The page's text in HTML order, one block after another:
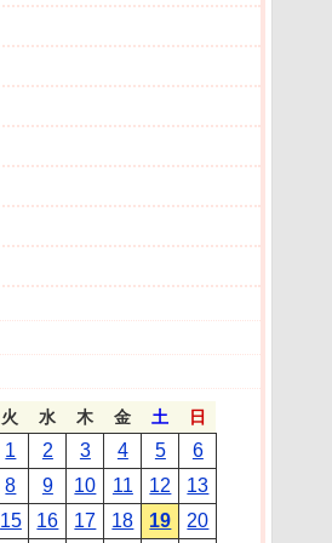
火 水 木 金 土 日
1 2 3 4 5
6
8 9 10 11 12
13
15 16 17 18 19
20